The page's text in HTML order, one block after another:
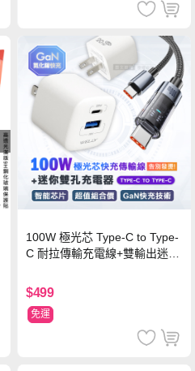
100W 極光芯 Type-C to Type-
C 耐拉傳輸充電線+雙輸出迷你
$499
免運